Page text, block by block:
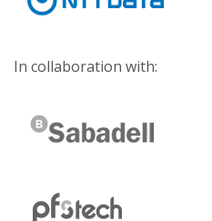
In collaboration with: